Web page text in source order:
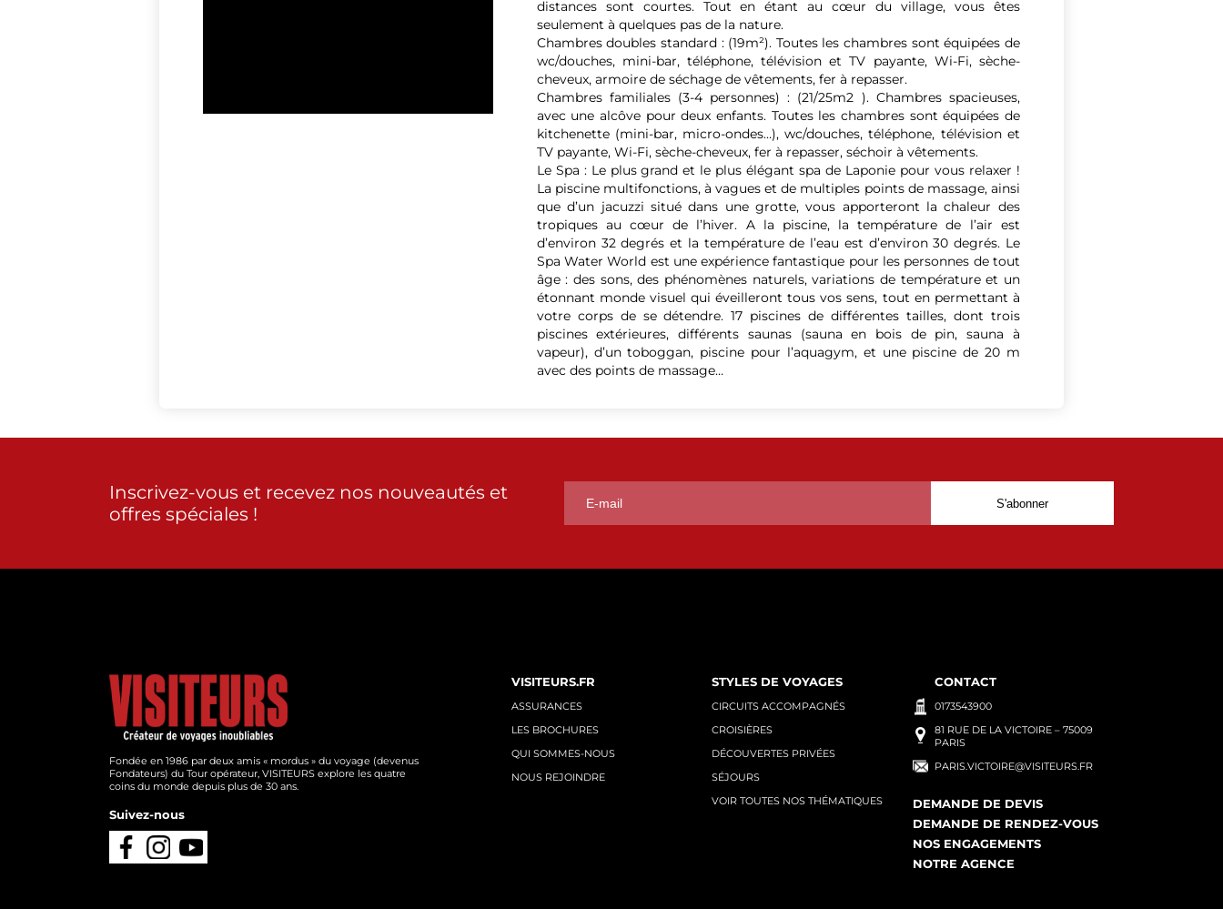
distances sont courtes. Tout en étant au cœur du village, vous êtes
seulement à quelques pas de la nature.
Chambres doubles standard : (19m²). Toutes les chambres sont équipées de
wc/douches, mini-bar, téléphone, télévision et TV payante, Wi-Fi, sèche-
cheveux, armoire de séchage de vêtements, fer à repasser.
Chambres familiales (3-4 personnes) : (21/25m2 ). Chambres spacieuses,
avec une alcôve pour deux enfants. Toutes les chambres sont équipées de
kitchenette (mini-bar, micro-ondes…), wc/douches, téléphone, télévision et
TV payante, Wi-Fi, sèche-cheveux, fer à repasser, séchoir à vêtements.
Le Spa : Le plus grand et le plus élégant spa de Laponie pour vous relaxer !
La piscine multifonctions, à vagues et de multiples points de massage, ainsi
que d’un jacuzzi situé dans une grotte, vous apporteront la chaleur des
tropiques au cœur de l’hiver. A la piscine, la température de l’air est
d’environ 32 degrés et la température de l’eau est d’environ 30 degrés. Le
Spa Water World est une expérience fantastique pour les personnes de tout
âge : des sons, des phénomènes naturels, variations de température et un
étonnant monde visuel qui éveilleront tous vos sens, tout en permettant à
votre corps de se détendre. 17 piscines de différentes tailles, dont trois
piscines extérieures, différents saunas (sauna en bois de pin, sauna à
vapeur), d’un toboggan, piscine pour l’aquagym, et une piscine de 20 m
avec des points de massage…
Inscrivez-vous et recevez nos nouveautés et
offres spéciales !
Fondée en 1986 par deux amis « mordus » du voyage (devenus
Fondateurs) du Tour opérateur, VISITEURS explore les quatre
coins du monde depuis plus de 30 ans.
Suivez-nous
VISITEURS.FR
ASSURANCES
LES BROCHURES
QUI SOMMES-NOUS
NOUS REJOINDRE
STYLES DE VOYAGES
CIRCUITS ACCOMPAGNÉS
CROISIÈRES
DÉCOUVERTES PRIVÉES
SÉJOURS
VOIR TOUTES NOS THÉMATIQUES
CONTACT
0173543900
81 RUE DE LA VICTOIRE – 75009
PARIS
PARIS.VICTOIRE@VISITEURS.FR
DEMANDE DE DEVIS
DEMANDE DE RENDEZ-VOUS
NOS ENGAGEMENTS
NOTRE AGENCE